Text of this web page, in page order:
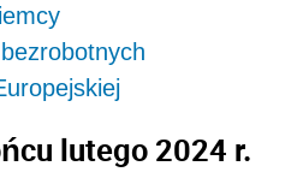
lutego 2024 r.